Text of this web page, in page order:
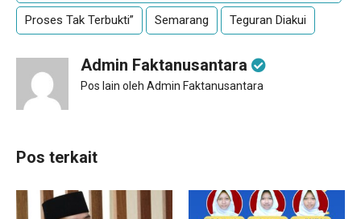
Proses Tak Terbukti” Semarang Teguran Diakui
Admin Faktanusantara
Pos lain oleh Admin Faktanusantara
Pos terkait